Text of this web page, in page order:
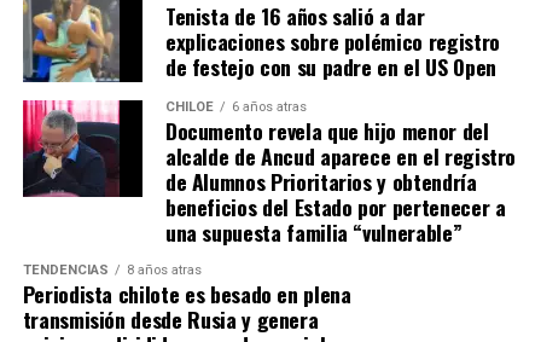
‘Pibe’ Solari quien se anticipó a su marcador.El
colombiano Miguel Borja transformó la pena
máxima en gol
Tras el tanto del delantero ‘cafetalero’, los jugadores
visitantes arremetieron contra sus rivales
argumentando que un jugador de River(Agustín
les gritó el festejo en la cara.
Tras los incidentes,Palavecino fue expulsado en
River. En Boca, en tanto, vieron la roja
Merentiel, Ezequiel Fernández y Nicolás Valentini
Tenista de 16 años salió a dar
explicaciones sobre polémico registro
de festejo con su padre en el US Open
CHILOE 6 años atras
Documento revela que hijo menor del
alcalde de Ancud aparece en el registro
de Alumnos Prioritarios y obtendría
beneficios del Estado por pertenecer a
una supuesta familia “vulnerable”
TENDENCIAS 8 años atras
Periodista chilote es besado en plena
transmisión desde Rusia y genera